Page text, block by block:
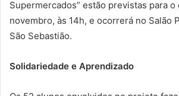
Supermercados” estão previstas para o
novembro, às 14h, e ocorrerá no Salão
São Sebastião.
Solidariedade e Aprendizado